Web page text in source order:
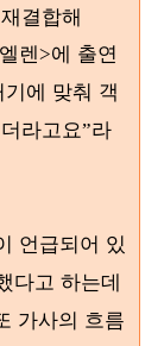
결합해
엘렌>에 출연
에 맞춰 객
라고요”라
언급되어 있
다고 하는데
가사의 흐름